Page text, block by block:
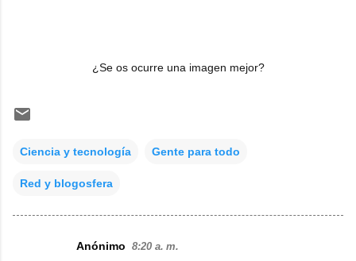
¿Se os ocurre una imagen mejor?
Ciencia y tecnología Gente para todo
Red y blogosfera
Anónimo 8:20 a. m.